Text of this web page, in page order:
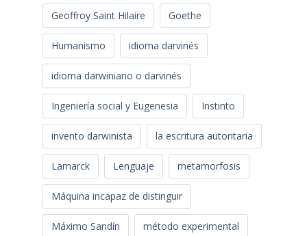
Geoffroy Saint Hilaire Goethe
Humanismo idioma darvinés
idioma darwiniano o darvinés
Ingeniería social y Eugenesia Instinto
invento darwinista la escritura autoritaria
Lamarck Lenguaje metamorfosis
Máquina incapaz de distinguir
Máximo Sandín método experimental